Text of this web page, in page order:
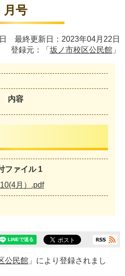
月号
最終更新日：2023年04月22日
登録元：「 坂ノ市校区公民館 」
内容
ファイル 1
月）.pdf
公民館 」により登録されまし